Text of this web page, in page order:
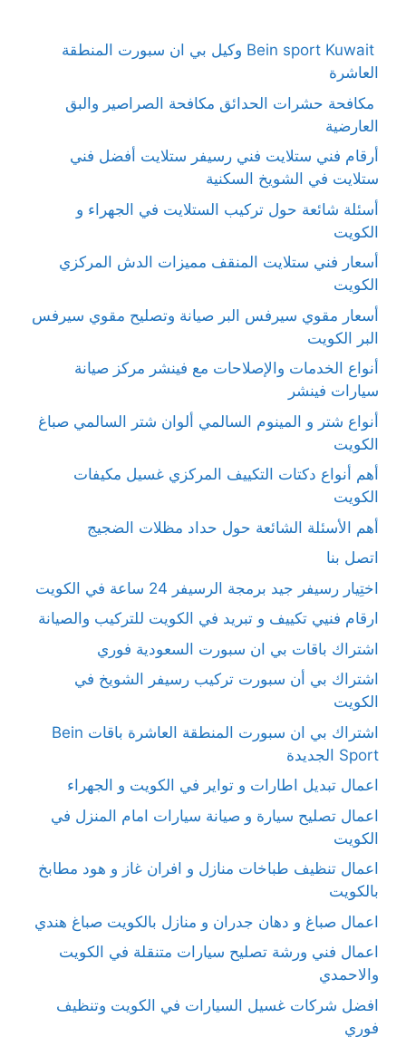
Bein sport Kuwait وكيل بي ان سبورت المنطقة
العاشرة
مكافحة حشرات الحدائق مكافحة الصراصير والبق
العارضية
أرقام فني ستلايت فني رسيفر ستلايت أفضل فني
ستلايت في الشويخ السكنية
أسئلة شائعة حول تركيب الستلايت في الجهراء و
الكويت
أسعار فني ستلايت المنقف مميزات الدش المركزي
الكويت
أسعار مقوي سيرفس البر صيانة وتصليح مقوي سيرفس
البر الكويت
أنواع الخدمات والإصلاحات مع فينشر مركز صيانة
سيارات فينشر
أنواع شتر و المينوم السالمي ألوان شتر السالمي صباغ
الكويت
أهم أنواع دكتات التكييف المركزي غسيل مكيفات
الكويت
أهم الأسئلة الشائعة حول حداد مظلات الضجيج
اتصل بنا
اختِيار رسيفر جيد برمجة الرسيفر 24 ساعة في الكويت
ارقام فنيي تكييف و تبريد في الكويت للتركيب والصيانة
اشتراك باقات بي ان سبورت السعودية فوري
اشتراك بي أن سبورت تركيب رسيفر الشويخ في
الكويت
اشتراك بي ان سبورت المنطقة العاشرة باقات Bein
Sport الجديدة
اعمال تبديل اطارات و تواير في الكويت و الجهراء
اعمال تصليح سيارة و صيانة سيارات امام المنزل في
الكويت
اعمال تنظيف طباخات منازل و افران غاز و هود مطابخ
بالكويت
اعمال صباغ و دهان جدران و منازل بالكويت صباغ هندي
اعمال فني ورشة تصليح سيارات متنقلة في الكويت
والاحمدي
افضل شركات غسيل السيارات في الكويت وتنظيف
فوري